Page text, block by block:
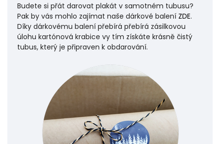
Budete si přát darovat plakát v samotném tubusu?
Pak by vás mohlo zajímat naše dárkové balení ZDE.
Díky dárkovému balení přebírá přebírá zásilkovou
úlohu kartónová krabice vy tím získáte krásně čistý
tubus, který je připraven k obdarování.